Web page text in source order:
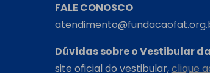
FALE CONOSCO
Dúvidas sobre o Vestibular
site oficial do vestibular,clique